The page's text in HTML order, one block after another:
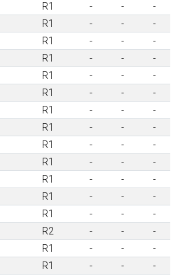
R1 - -
-
R1 - -
-
R1 - -
-
R1 - -
-
R1 - -
-
R1 - -
-
R1 - -
-
R1 - -
-
R1 - -
-
R1 - -
-
R1 - -
-
R1 - -
-
R1 - -
-
R2 - -
-
R1 - -
-
R1 - -
-